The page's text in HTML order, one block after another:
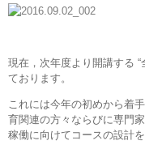
現在，次年度より開講する
ております。
これには今年の初めから着
育関連の方々ならびに専門
稼働に向けてコースの設計を